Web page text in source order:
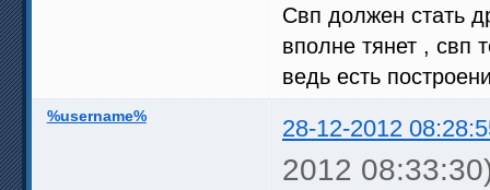
Свп должен стать
вполне тянет , свп
ведь есть
%username% 28-12-2012
2012